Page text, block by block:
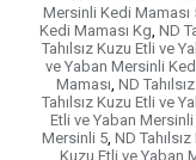
Mersinli Kedi Maması
Kedi Maması Kg ND
Tahılsız Kuzu Etli ve
ve Yaban Mersinli
Maması ND
Tahılsız Kuzu Etli ve
Etli ve Yaban Mersinli
Mersinli 5, ND
Kuzu Etli ve Yaban